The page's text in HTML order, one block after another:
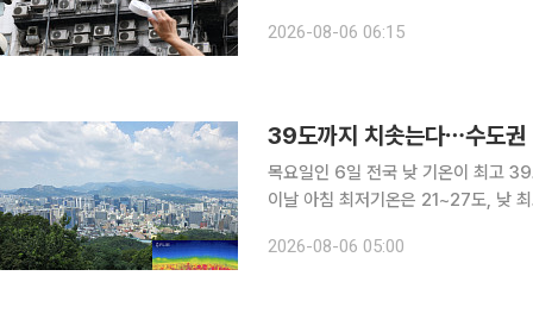
2026-08-06 06:15
39도까지 치솟는다⋯수도권
목요일인 6일 전국 낮 기온이 최고 39도까지
이날 아침 최저기온은 21~27도, 낮
된 서울과 인천 강화ㆍ인천 북부ㆍ인
2026-08-06 05:00